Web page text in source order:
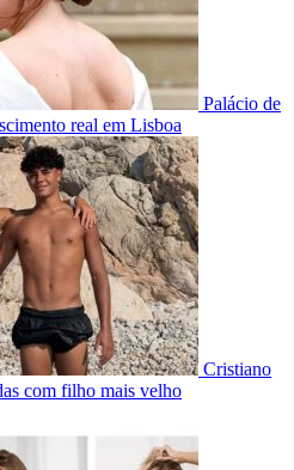
Palácio de
real em Lisboa
Cristiano
com filho mais velho